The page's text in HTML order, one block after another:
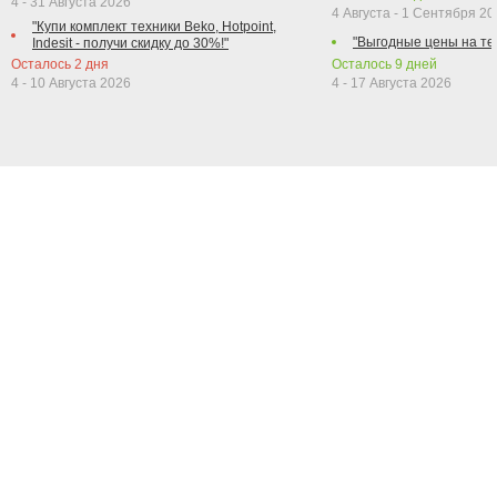
"Купи комплект техники Beko, Hotpoint,
Indesit - получи скидку до 30%!"
Осталось 2 дня
4 - 10 Августа 2026
4 Августа - 1 Сентября
"Выгодные цены на
Осталось 9 дней
4 - 17 Августа 2026